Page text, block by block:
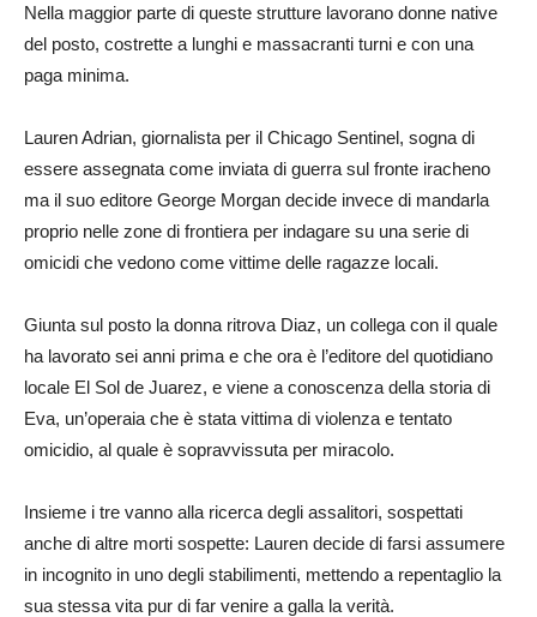
Nella maggior parte di queste strutture lavorano donne native
del posto, costrette a lunghi e massacranti turni e con una
paga minima.
Lauren Adrian, giornalista per il Chicago Sentinel, sogna di
essere assegnata come inviata di guerra sul fronte iracheno
ma il suo editore George Morgan decide invece di mandarla
proprio nelle zone di frontiera per indagare su una serie di
omicidi che vedono come vittime delle ragazze locali.
Giunta sul posto la donna ritrova Diaz, un collega con il quale
ha lavorato sei anni prima e che ora è l’editore del quotidiano
locale El Sol de Juarez, e viene a conoscenza della storia di
Eva, un’operaia che è stata vittima di violenza e tentato
omicidio, al quale è sopravvissuta per miracolo.
Insieme i tre vanno alla ricerca degli assalitori, sospettati
anche di altre morti sospette: Lauren decide di farsi assumere
in incognito in uno degli stabilimenti, mettendo a repentaglio la
sua stessa vita pur di far venire a galla la verità.